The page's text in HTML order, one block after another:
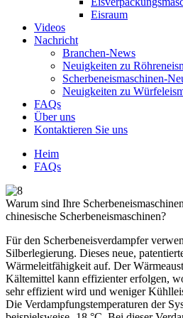
Eisraum
Videos
Nachricht
Branchen-News
Neuigkeiten zu
Scherbeneismaschinen-
Neuigkeiten zu
FAQs
Über uns
Kontaktieren Sie uns
Heim
FAQs
Warum sind Ihre
chinesische Scherbeneismaschinen?
Für den Scherbeneisverdampfer
Silberlegierung. Dieses neue,
Wärmeleitfähigkeit auf. Der
Kältemittel kann effizienter erfolgen,
sehr effizient wird und weniger
Die Verdampfungstemperaturen der